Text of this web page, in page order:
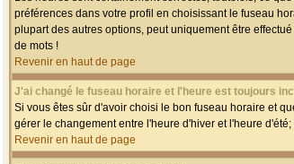
préférences dans votre profil en choisissant le fuseau
plupart des autres options, peut uniquement être
de mots !
Revenir en haut de page
J'ai changé le fuseau horaire et l'heure est toujours
Si vous êtes sûr d'avoir choisi le bon fuseau horaire et
gérer le changement entre l'heure d'hiver et l'heure
Revenir en haut de page